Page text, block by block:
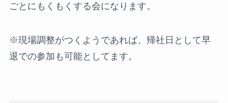
ごとにもくもくする会になります。
※現場調整がつくようであれば、帰社日として早
退での参加も可能としてます。